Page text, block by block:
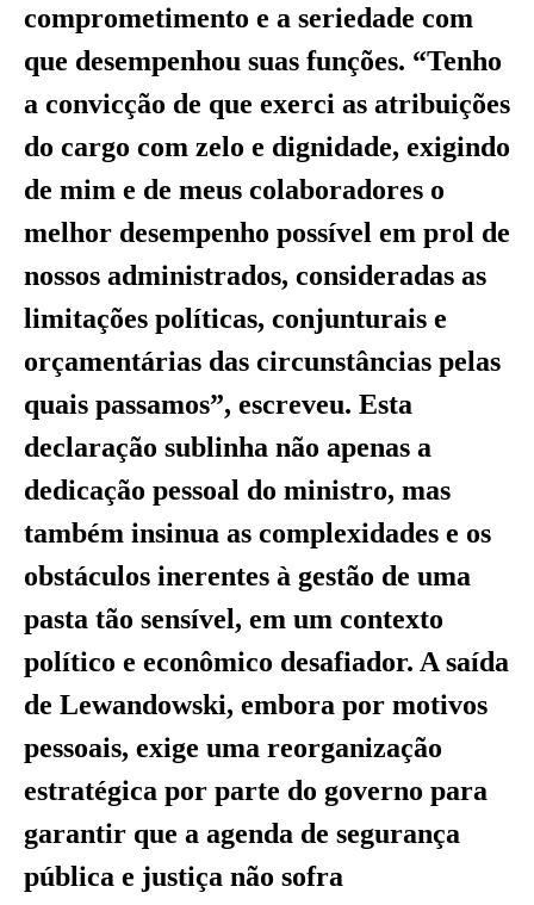
comprometimento e a seriedade com
que desempenhou suas funções. “Tenho
a convicção de que exerci as atribuições
do cargo com zelo e dignidade, exigindo
de mim e de meus colaboradores o
melhor desempenho possível em prol de
nossos administrados, consideradas as
limitações políticas, conjunturais e
orçamentárias das circunstâncias pelas
quais passamos”, escreveu. Esta
declaração sublinha não apenas a
dedicação pessoal do ministro, mas
também insinua as complexidades e os
obstáculos inerentes à gestão de uma
pasta tão sensível, em um contexto
político e econômico desafiador. A saída
de Lewandowski, embora por motivos
pessoais, exige uma reorganização
estratégica por parte do governo para
garantir que a agenda de segurança
pública e justiça não sofra